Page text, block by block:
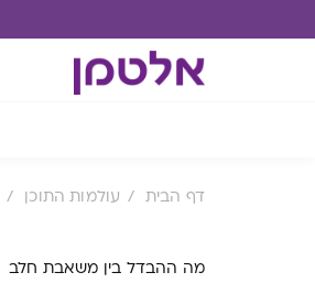
דף הבית עולמות התוכן
מה ההבדל בין משאבת חלב